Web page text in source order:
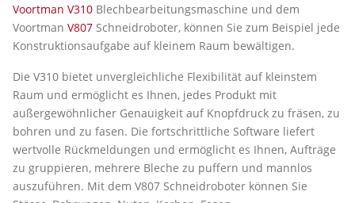
Voortman V310 Blechbearbeitungsmaschine und dem
Voortman V807 Schneidroboter, können Sie zum Beispiel jede
Konstruktionsaufgabe auf kleinem Raum bewältigen.
Die V310 bietet unvergleichliche Flexibilität auf kleinstem
Raum und ermöglicht es Ihnen, jedes Produkt mit
außergewöhnlicher Genauigkeit auf Knopfdruck zu fräsen, zu
bohren und zu fasen. Die fortschrittliche Software liefert
wertvolle Rückmeldungen und ermöglicht es Ihnen, Aufträge
zu gruppieren, mehrere Bleche zu puffern und mannlos
auszuführen. Mit dem V807 Schneidroboter können Sie